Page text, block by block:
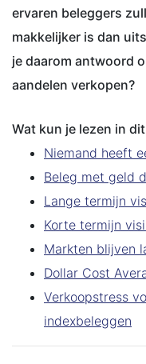
ervaren beleggers
makkelijker is dan
je daarom antwoord
aandelen verkopen?
Wat kun je lezen in
Niemand heeft
Beleg met geld
Lange termijn
Korte termijn
Markten blijven
Dollar Cost
Verkoopstress
indexbeleggen